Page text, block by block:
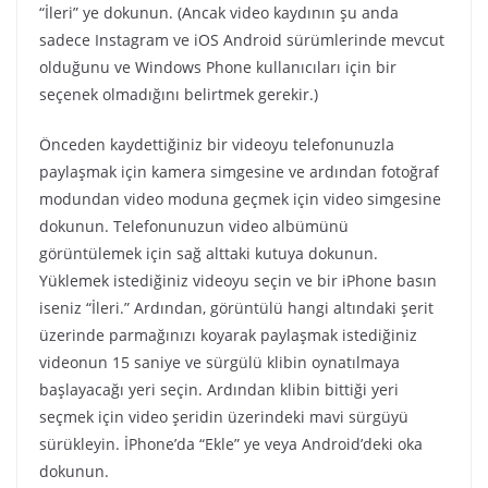
“İleri” ye dokunun. (Ancak video kaydının şu anda
sadece Instagram ve iOS Android sürümlerinde mevcut
olduğunu ve Windows Phone kullanıcıları için bir
seçenek olmadığını belirtmek gerekir.)
Önceden kaydettiğiniz bir videoyu telefonunuzla
paylaşmak için kamera simgesine ve ardından fotoğraf
modundan video moduna geçmek için video simgesine
dokunun. Telefonunuzun video albümünü
görüntülemek için sağ alttaki kutuya dokunun.
Yüklemek istediğiniz videoyu seçin ve bir iPhone basın
iseniz “İleri.” Ardından, görüntülü hangi altındaki şerit
üzerinde parmağınızı koyarak paylaşmak istediğiniz
videonun 15 saniye ve sürgülü klibin oynatılmaya
başlayacağı yeri seçin. Ardından klibin bittiği yeri
seçmek için video şeridin üzerindeki mavi sürgüyü
sürükleyin. İPhone’da “Ekle” ye veya Android’deki oka
dokunun.